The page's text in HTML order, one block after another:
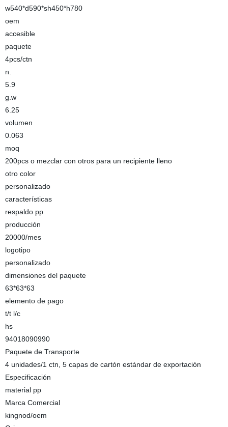
w540*d590*sh450*h780
oem
accesible
paquete
4pcs/ctn
n.
5.9
g.w
6.25
volumen
0.063
moq
200pcs o mezclar con otros para un recipiente lleno
otro color
personalizado
características
respaldo pp
producción
20000/mes
logotipo
personalizado
dimensiones del paquete
63*63*63
elemento de pago
t/t l/c
hs
94018090990
Paquete de Transporte
4 unidades/1 ctn, 5 capas de cartón estándar de exportación
Especificación
material pp
Marca Comercial
kingnod/oem